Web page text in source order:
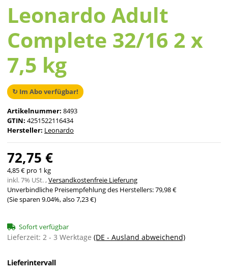
Leonardo Adult
Complete 32/16 2 x
7,5 kg
↻ Im Abo verfügbar!
Artikelnummer: 8493
GTIN: 4251522116434
Hersteller: Leonardo
72,75 €
4,85 € pro 1 kg
inkl. 7% USt. ,Versandkostenfreie Lieferung
Unverbindliche Preisempfehlung des Herstellers:79,98 €
(Sie sparen 9.04%, also 7,23 €)
Sofort verfügbar
Lieferzeit: 2 - 3 Werktage (DE - Ausland abweichend)
Lieferintervall